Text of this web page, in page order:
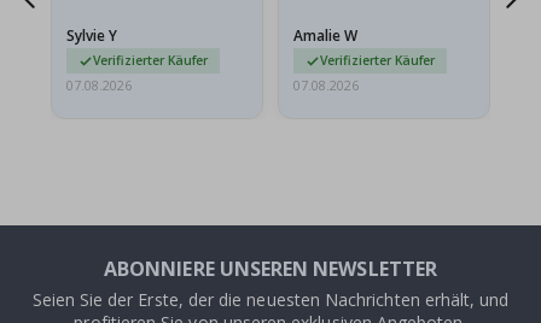
sie…
Sylvie Y
Verifizierter Käufer
07.08.2026
Amalie W
Verifizierter Käufer
07.08.2026
ABONNIERE UNSEREN NEWSLETTER
Seien Sie der Erste, der die neuesten Nachrichten erhält, und